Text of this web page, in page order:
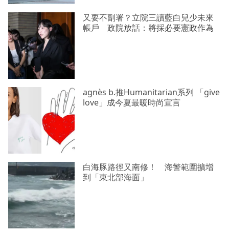
又要不副署？立院三讀藍白兒少未來
帳戶 政院放話：將採必要憲政作為
agnès b.推Humanitarian系列 「give
love」成今夏最暖時尚宣言
白海豚路徑又南修！ 海警範圍擴增
到「東北部海面」